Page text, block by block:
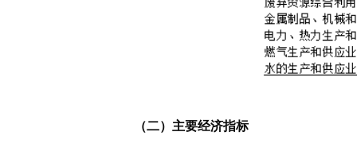
（二）主要经济指标